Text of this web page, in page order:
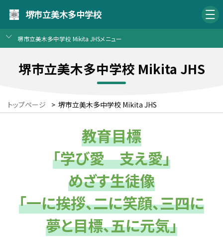
堺市立美木多中学校
堺市立美木多中学校 Mikita JHSメニュー
堺市立美木多中学校 Mikita JHS
トップページ > 堺市立美木多中学校 Mikita JHS
教育目標
「学び愛 支え愛」
めざす生徒像
「一に挨拶、二に笑顔、三四に
夢と目標、五に元気」